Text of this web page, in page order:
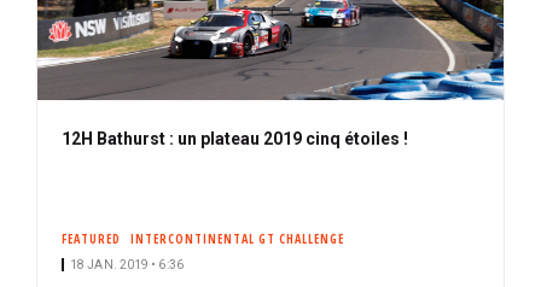
12H Bathurst : un plateau 2019 cinq étoiles !
FEATURED INTERCONTINENTAL GT CHALLENGE
18 JAN. 2019 • 6:36